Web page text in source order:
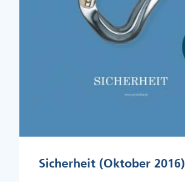
Sicherheit (Oktober 2016)